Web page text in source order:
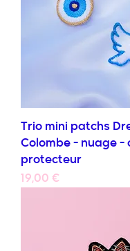
Trio mini patchs
Colombe - nuage -
protecteur
Prix
19,00 €